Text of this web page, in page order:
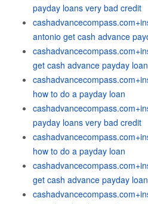
payday loans very bad credit
antonio get cash advance
get cash advance payday
how to do a payday loan
payday loans very bad credit
how to do a payday loan
get cash advance payday